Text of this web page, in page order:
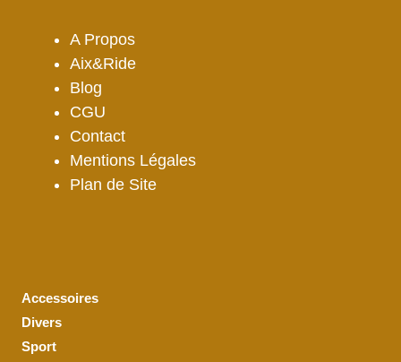
A Propos
Aix&Ride
Blog
CGU
Contact
Mentions Légales
Plan de Site
Accessoires
Divers
Sport